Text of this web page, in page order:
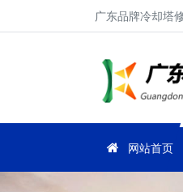
广东品牌冷却塔
网站首页